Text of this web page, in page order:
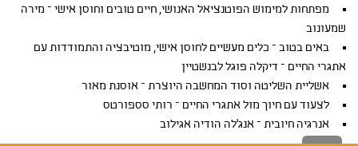
מפתחות למימוש הפוטנציאל האנושי, חיים טובים וחוסן אישי – מירה
שמעונוב
באים בטוב – כלים מעשיים לחוסן אישי, מוטיבציה והתמודדות עם
אתגרי החיים – דיקלה פוגל לבנשטיין
אשליית השליטה וסוד המחשבה היוצרת – אוסנת מאור
לצעוד עם חיוך מול אתגרי החיים – רותי סספורטס
אנרגיה חיובית – אנג'לה הודיה אגילוב